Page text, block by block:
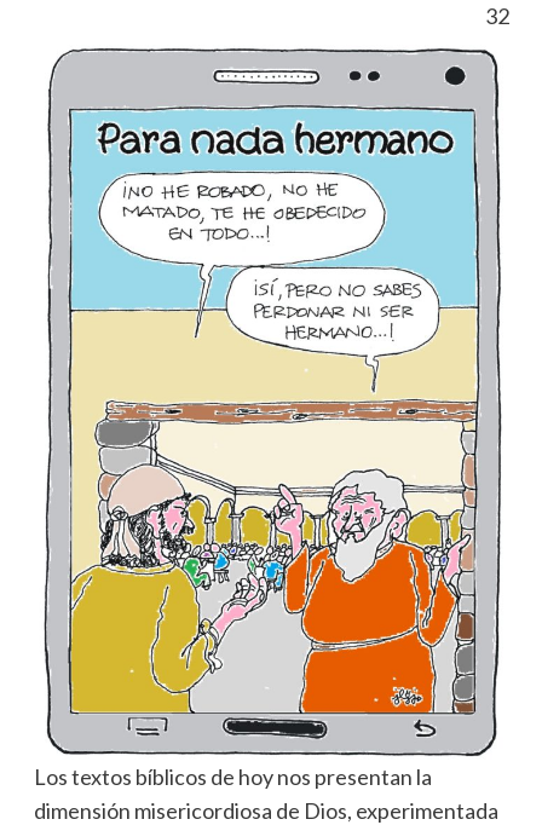
32
Los textos bíblicos de hoy nos presentan la
dimensión misericordiosa de Dios, experimentada